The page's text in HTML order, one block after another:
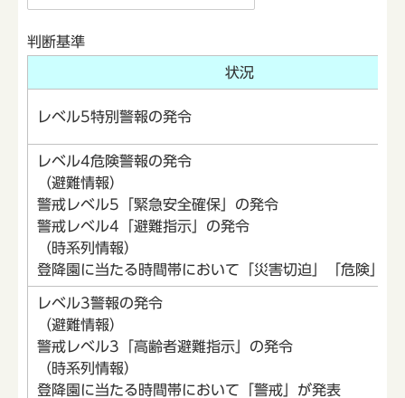
判断基準
状況
レベル5特別警報の発令
レベル4危険警報の発令
（避難情報）
警戒レベル5「緊急安全確保」の発令
警戒レベル4「避難指示」の発令
（時系列情報）
登降園に当たる時間帯において「災害切迫」「危険」が
レベル3警報の発令
（避難情報）
警戒レベル3「高齢者避難指示」の発令
（時系列情報）
登降園に当たる時間帯において「警戒」が発表